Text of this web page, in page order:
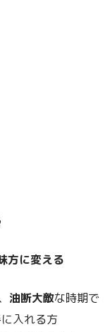
方に変える
油断大敵な時期で
入れる方